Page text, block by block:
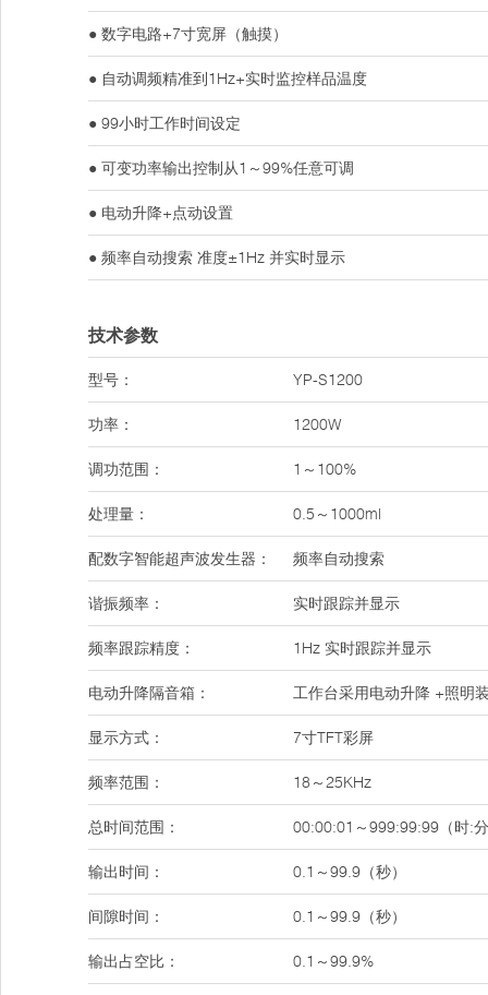
● 数字电路+7寸宽屏（触摸）
● 自动调频精准到1Hz+实时监控样品温度
● 99小时工作时间设定
● 可变功率输出控制从1～99%任意可调
● 电动升降+点动设置
● 频率自动搜索 准度±1Hz 并实时显示
技术参数
型号： YP-S1200
功率： 1200W
调功范围： 1～100%
处理量： 0.5～1000ml
配数字智能超声波发生器： 频率自动搜索
谐振频率： 实时跟踪并显示
频率跟踪精度： 1Hz 实时跟踪并显示
电动升降隔音箱： 工作台采用电动升降 +照明
显示方式： 7寸TFT彩屏
频率范围： 18～25KHz
总时间范围： 00:00:01～999:99:99（时:
输出时间： 0.1～99.9（秒）
间隙时间： 0.1～99.9（秒）
输出占空比： 0.1～99.9%